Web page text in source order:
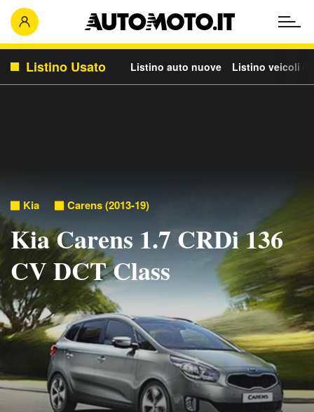
Listino Usato Listino auto nuove Listino veicoli
Kia Carens (2013-19)
Kia Carens 1.7 CRDi 136
CV DCT Class